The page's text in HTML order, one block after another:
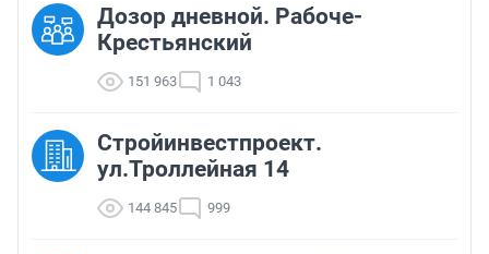
Дозор дневной. Рабоче-
Крестьянский
151 963 1 043
Стройинвестпроект.
ул.Троллейная 14
144 845 999